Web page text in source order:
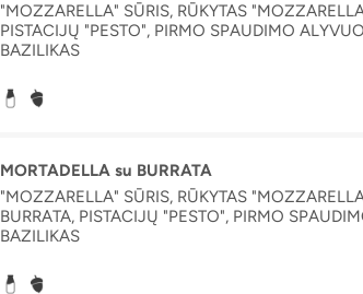
"MOZZARELLA" SŪRIS, RŪKYTAS
PISTACIJŲ "PESTO", PIRMO SPAUDIMO
BAZILIKAS
MORTADELLA su BURRATA
"MOZZARELLA" SŪRIS, RŪKYTAS
BURRATA, PISTACIJŲ "PESTO", PIRMO
BAZILIKAS